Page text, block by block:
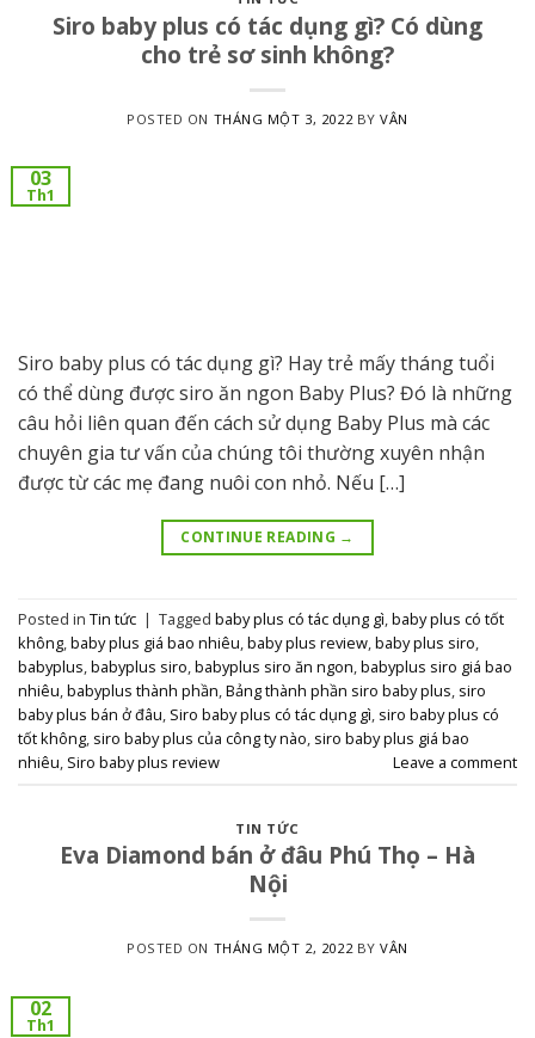
Siro baby plus có tác dụng gì? Có dùng
cho trẻ sơ sinh không?
POSTED ON THÁNG MỘT 3, 2022 BYVÂN
03
Th1
Siro baby plus có tác dụng gì? Hay trẻ mấy tháng tuổi
có thể dùng được siro ăn ngon Baby Plus? Đó là những
câu hỏi liên quan đến cách sử dụng Baby Plus mà các
chuyên gia tư vấn của chúng tôi thường xuyên nhận
được từ các mẹ đang nuôi con nhỏ. Nếu […]
CONTINUE READING →
Posted in Tin tức | Tagged baby plus có tác dụng gì,baby plus có tốt
không,baby plus giá bao nhiêu,baby plus review,baby plus siro,
babyplus,babyplus siro,babyplus siro ăn ngon,babyplus siro giá bao
nhiêu,babyplus thành phần,Bảng thành phần siro baby plus, siro
baby plus bán ở đâu, Siro baby plus có tác dụng gì, siro baby plus có
tốt không, siro baby plus của công ty nào, siro baby plus giá bao
nhiêu, Siro baby plus review Leave a comment
TIN TỨC
Eva Diamond bán ở đâu Phú Thọ – Hà
Nội
POSTED ON THÁNG MỘT 2, 2022BYVÂN
02
Th1